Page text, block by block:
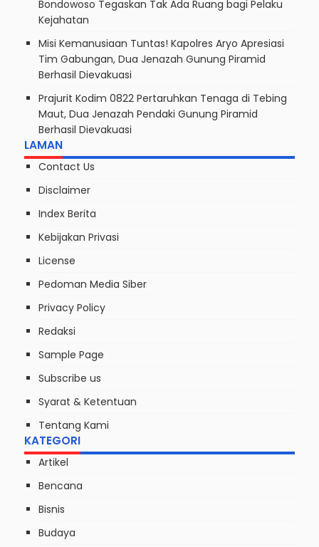
Bondowoso Tegaskan Tak Ada Ruang bagi Pelaku
Kejahatan
Misi Kemanusiaan Tuntas! Kapolres Aryo Apresiasi
Tim Gabungan, Dua Jenazah Gunung Piramid
Berhasil Dievakuasi
Prajurit Kodim 0822 Pertaruhkan Tenaga di Tebing
Maut, Dua Jenazah Pendaki Gunung Piramid
Berhasil Dievakuasi
LAMAN
Contact Us
Disclaimer
Index Berita
Kebijakan Privasi
License
Pedoman Media Siber
Privacy Policy
Redaksi
Sample Page
Subscribe us
Syarat & Ketentuan
Tentang Kami
KATEGORI
Artikel
Bencana
Bisnis
Budaya